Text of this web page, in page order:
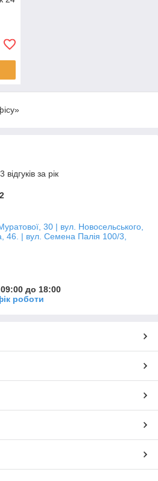
за рік
30 | вул. Новосельського,
46. | вул. Семена Палія 100/3,
до 18:00
роботи